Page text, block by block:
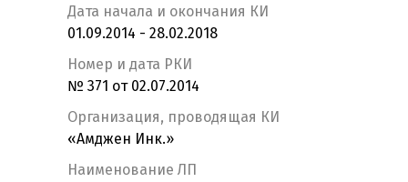
Дата начала и окончания КИ
01.09.2014 - 28.02.2018
Номер и дата РКИ
№ 371 от 02.07.2014
Организация, проводящая КИ
«Амджен Инк.»
Наименование ЛП